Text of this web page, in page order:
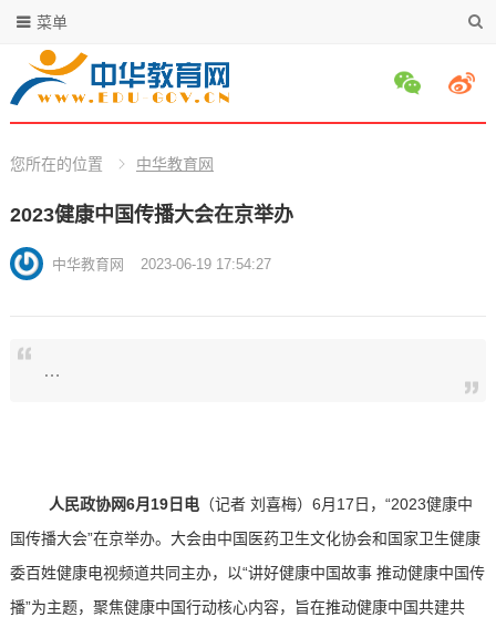
菜单
您所在的位置 中华教育网
2023健康中国传播大会在京举办
中华教育网 2023-06-19 17:54:27
…
人民政协网6月19日电 （记者 刘喜梅）6月17日，“2023健康中
国传播大会”在京举办。大会由中国医药卫生文化协会和国家卫生健康
委百姓健康电视频道共同主办，以“讲好健康中国故事 推动健康中国传
播”为主题，聚焦健康中国行动核心内容，旨在推动健康中国共建共